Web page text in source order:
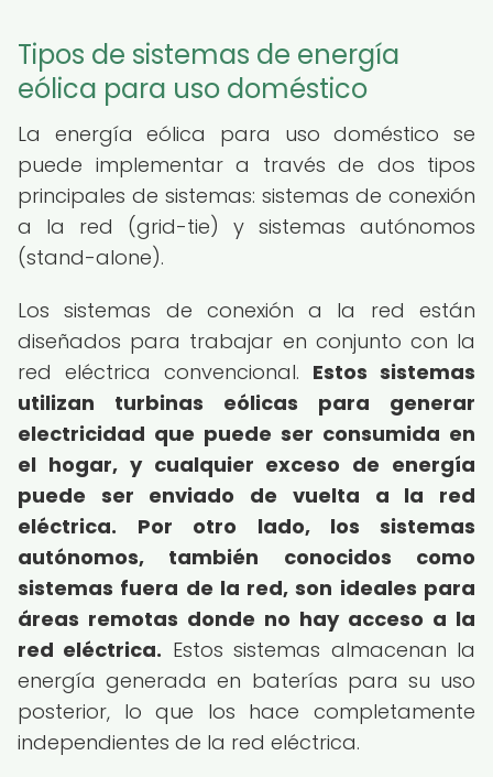
Tipos de sistemas de energía
eólica para uso doméstico
La energía eólica para uso doméstico se
puede implementar a través de dos tipos
principales de sistemas: sistemas de conexión
a la red (grid-tie) y sistemas autónomos
(stand-alone).
Los sistemas de conexión a la red están
diseñados para trabajar en conjunto con la
red eléctrica convencional. Estos sistemas
utilizan turbinas eólicas para generar
electricidad que puede ser consumida en
el hogar, y cualquier exceso de energía
puede ser enviado de vuelta a la red
eléctrica.
Por otro lado, los sistemas
autónomos, también conocidos como
sistemas fuera de la red, son ideales para
áreas remotas donde no hay acceso a la
red eléctrica. Estos sistemas almacenan la
energía generada en baterías para su uso
posterior, lo que los hace completamente
independientes de la red eléctrica.